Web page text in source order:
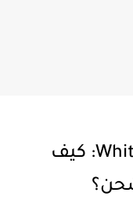
أسرار لعبة Whiteout Survival: كيف